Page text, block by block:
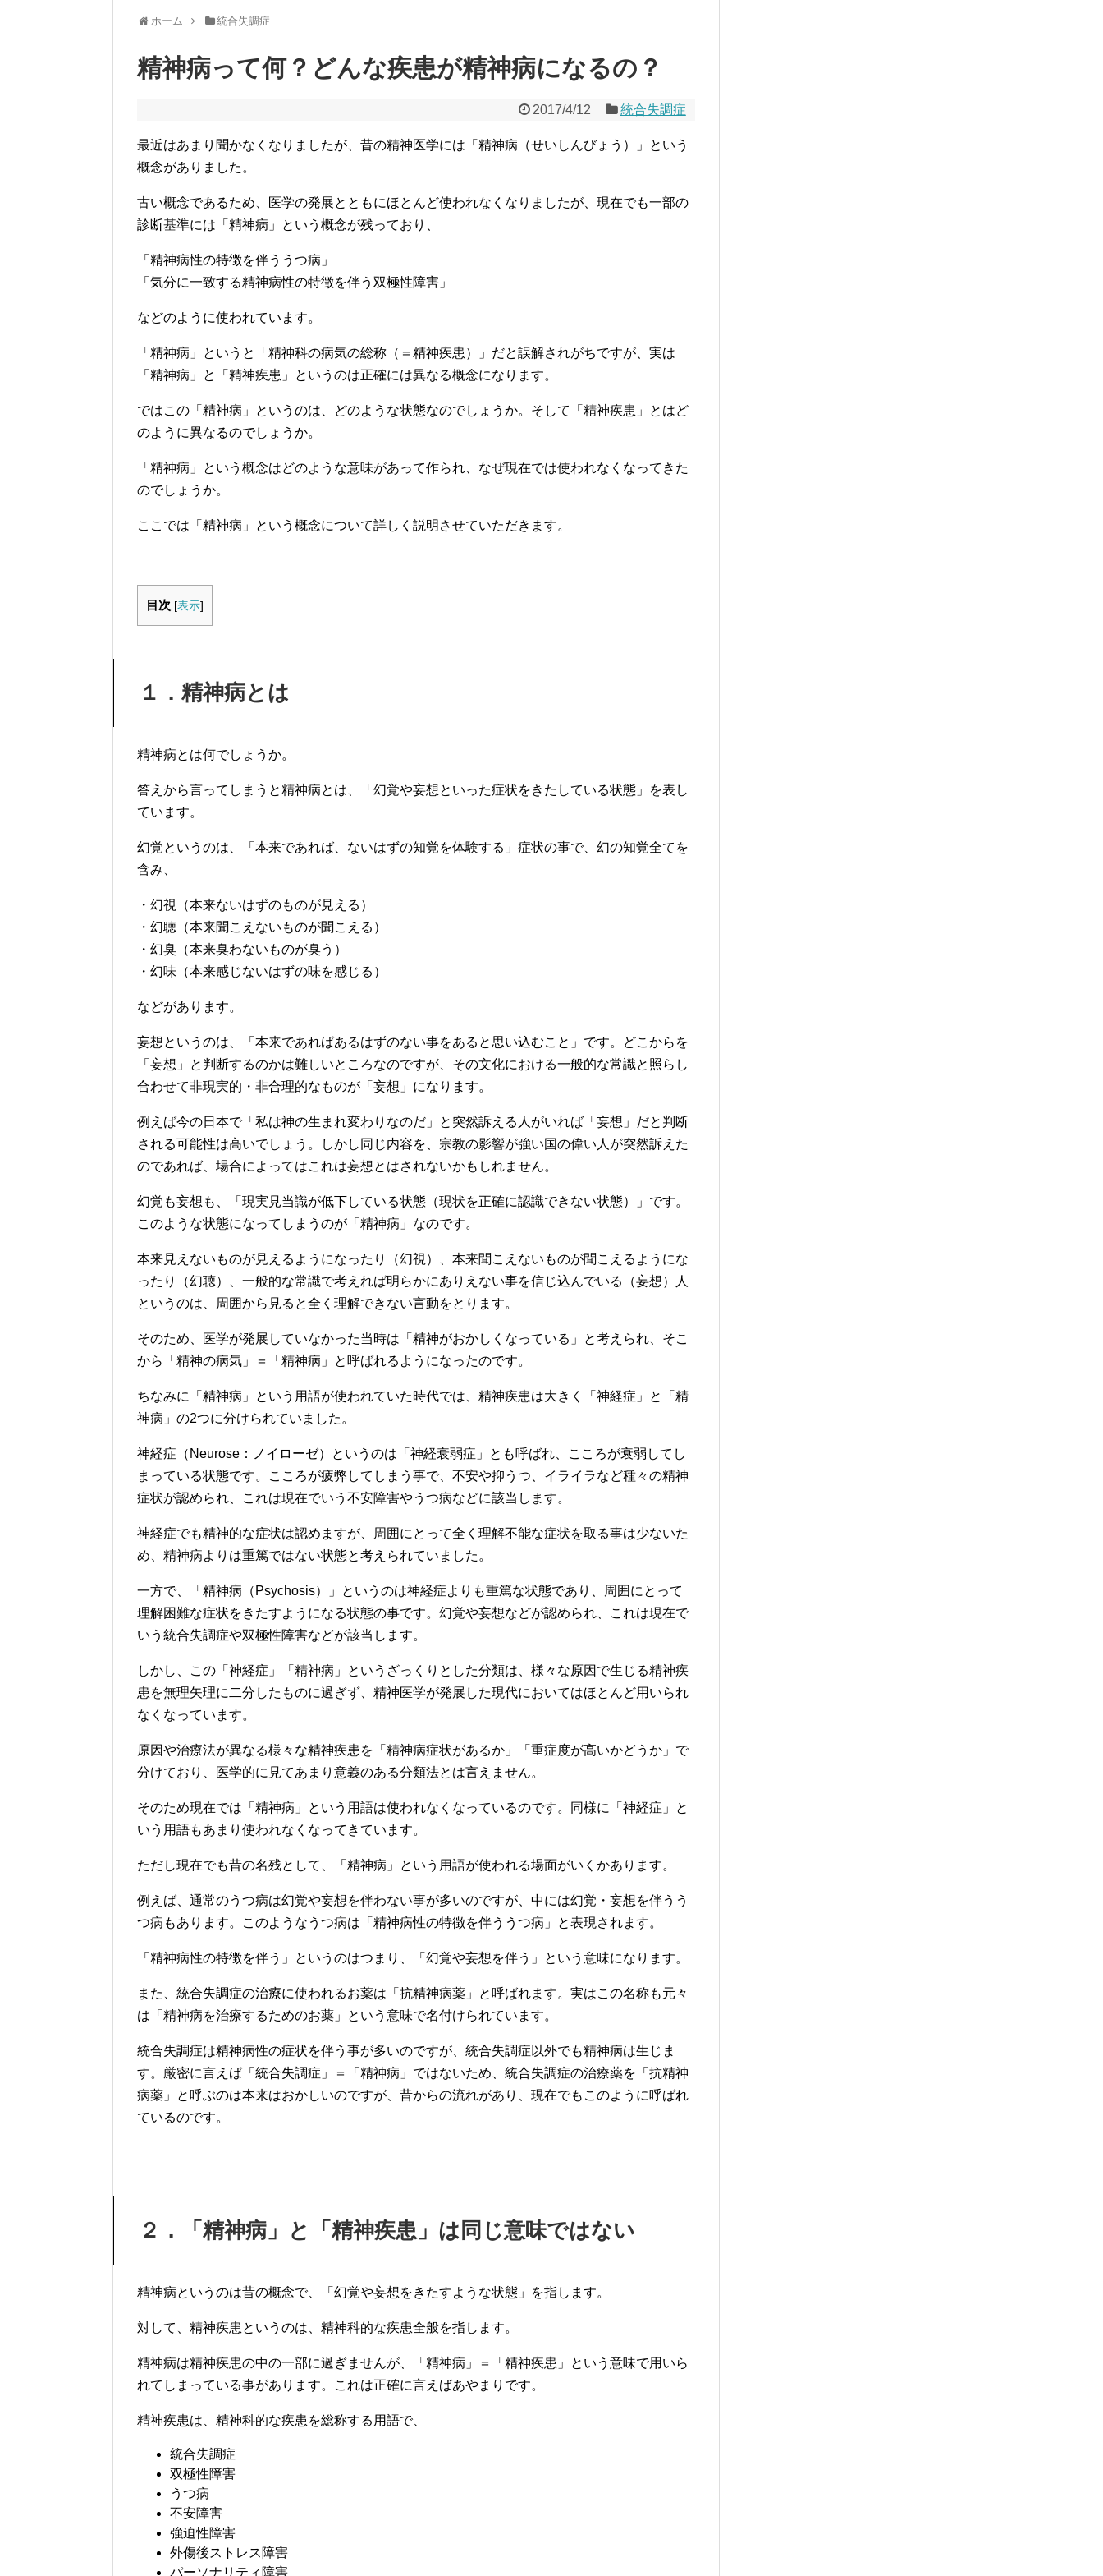
ホーム 統合失調症
精神病って何？どんな疾患が精神病になるの？
2017/4/12 統合失調症
最近はあまり聞かなくなりましたが、昔の精神医学には「精神病（せいしんびょう）」という
概念がありました。
古い概念であるため、医学の発展とともにほとんど使われなくなりましたが、現在でも一部の
診断基準には「精神病」という概念が残っており、
「精神病性の特徴を伴ううつ病」
「気分に一致する精神病性の特徴を伴う双極性障害」
などのように使われています。
「精神病」というと「精神科の病気の総称（＝精神疾患）」だと誤解されがちですが、実は
「精神病」と「精神疾患」というのは正確には異なる概念になります。
ではこの「精神病」というのは、どのような状態なのでしょうか。そして「精神疾患」とはど
のように異なるのでしょうか。
「精神病」という概念はどのような意味があって作られ、なぜ現在では使われなくなってきた
のでしょうか。
ここでは「精神病」という概念について詳しく説明させていただきます。
目次 [表示]
１．精神病とは
精神病とは何でしょうか。
答えから言ってしまうと精神病とは、「幻覚や妄想といった症状をきたしている状態」を表し
ています。
幻覚というのは、「本来であれば、ないはずの知覚を体験する」症状の事で、幻の知覚全てを
含み、
・幻視（本来ないはずのものが見える）
・幻聴（本来聞こえないものが聞こえる）
・幻臭（本来臭わないものが臭う）
・幻味（本来感じないはずの味を感じる）
などがあります。
妄想というのは、「本来であればあるはずのない事をあると思い込むこと」です。どこからを
「妄想」と判断するのかは難しいところなのですが、その文化における一般的な常識と照らし
合わせて非現実的・非合理的なものが「妄想」になります。
例えば今の日本で「私は神の生まれ変わりなのだ」と突然訴える人がいれば「妄想」だと判断
される可能性は高いでしょう。しかし同じ内容を、宗教の影響が強い国の偉い人が突然訴えた
のであれば、場合によってはこれは妄想とはされないかもしれません。
幻覚も妄想も、「現実見当識が低下している状態（現状を正確に認識できない状態）」です。
このような状態になってしまうのが「精神病」なのです。
本来見えないものが見えるようになったり（幻視）、本来聞こえないものが聞こえるようにな
ったり（幻聴）、一般的な常識で考えれば明らかにありえない事を信じ込んでいる（妄想）人
というのは、周囲から見ると全く理解できない言動をとります。
そのため、医学が発展していなかった当時は「精神がおかしくなっている」と考えられ、そこ
から「精神の病気」＝「精神病」と呼ばれるようになったのです。
ちなみに「精神病」という用語が使われていた時代では、精神疾患は大きく「神経症」と「精
神病」の2つに分けられていました。
神経症（Neurose：ノイローゼ）というのは「神経衰弱症」とも呼ばれ、こころが衰弱してし
まっている状態です。こころが疲弊してしまう事で、不安や抑うつ、イライラなど種々の精神
症状が認められ、これは現在でいう不安障害やうつ病などに該当します。
神経症でも精神的な症状は認めますが、周囲にとって全く理解不能な症状を取る事は少ないた
め、精神病よりは重篤ではない状態と考えられていました。
一方で、「精神病（Psychosis）」というのは神経症よりも重篤な状態であり、周囲にとって
理解困難な症状をきたすようになる状態の事です。幻覚や妄想などが認められ、これは現在で
いう統合失調症や双極性障害などが該当します。
しかし、この「神経症」「精神病」というざっくりとした分類は、様々な原因で生じる精神疾
患を無理矢理に二分したものに過ぎず、精神医学が発展した現代においてはほとんど用いられ
なくなっています。
原因や治療法が異なる様々な精神疾患を「精神病症状があるか」「重症度が高いかどうか」で
分けており、医学的に見てあまり意義のある分類法とは言えません。
そのため現在では「精神病」という用語は使われなくなっているのです。同様に「神経症」と
いう用語もあまり使われなくなってきています。
ただし現在でも昔の名残として、「精神病」という用語が使われる場面がいくかあります。
例えば、通常のうつ病は幻覚や妄想を伴わない事が多いのですが、中には幻覚・妄想を伴うう
つ病もあります。このようなうつ病は「精神病性の特徴を伴ううつ病」と表現されます。
「精神病性の特徴を伴う」というのはつまり、「幻覚や妄想を伴う」という意味になります。
また、統合失調症の治療に使われるお薬は「抗精神病薬」と呼ばれます。実はこの名称も元々
は「精神病を治療するためのお薬」という意味で名付けられています。
統合失調症は精神病性の症状を伴う事が多いのですが、統合失調症以外でも精神病は生じま
す。厳密に言えば「統合失調症」＝「精神病」ではないため、統合失調症の治療薬を「抗精神
病薬」と呼ぶのは本来はおかしいのですが、昔からの流れがあり、現在でもこのように呼ばれ
ているのです。
２．「精神病」と「精神疾患」は同じ意味ではない
精神病というのは昔の概念で、「幻覚や妄想をきたすような状態」を指します。
対して、精神疾患というのは、精神科的な疾患全般を指します。
精神病は精神疾患の中の一部に過ぎませんが、「精神病」＝「精神疾患」という意味で用いら
れてしまっている事があります。これは正確に言えばあやまりです。
精神疾患は、精神科的な疾患を総称する用語で、
統合失調症
双極性障害
うつ病
不安障害
強迫性障害
外傷後ストレス障害
パーソナリティ障害